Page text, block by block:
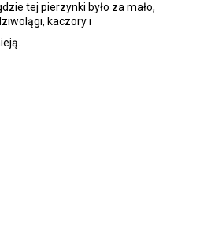
tej pierzynki było za mało,
kaczory i